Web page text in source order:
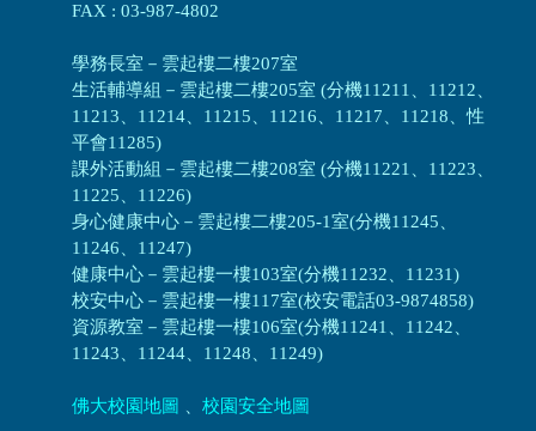
FAX : 03-987-4802
學務長室－雲起樓二樓207室
生活輔導組 － 雲起樓二樓205室 (分機11211、11212、
11213、11214、11215、11216、11217、11218、性
平會11285)
課外活動組 － 雲起樓二樓208室 (分機11221、11223、
11225、11226)
身心健康中心 － 雲起樓二樓205-1室(分機11245、
11246、11247)
健康中心－ 雲起樓一樓103室(分機11232、11231)
校安中心－ 雲起樓一樓117室(校安電話03-9874858)
資源教室 － 雲起樓一樓106室(分機11241、11242、
11243、11244、11248、11249)
佛大校園地圖 、 校園安全地圖